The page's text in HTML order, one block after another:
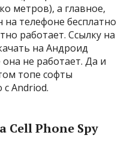
метров), а главное,
телефоне бесплатно
работает. Ссылку на
на Андроид
не работает. Да и
топе софты
Andriod.
Cell Phone Spy